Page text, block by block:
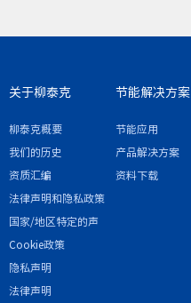
关于柳泰克
柳泰克概要
我们的历史
资质汇编
法律声明和隐私政策
国家/地区特定的声
明和/或附录
Cookie政策
隐私声明
法律声明
节能解决方案
节能应用
产品解决方案
资料下载